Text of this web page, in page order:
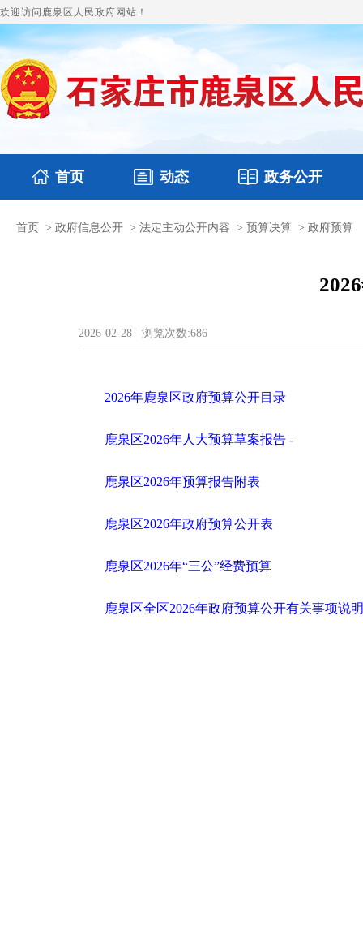
欢迎访问鹿泉区人民政府网站！
首页 动态
国务要闻 鹿泉要闻 图片新闻
政务公开
本区文件 财政预决算
首页 > 政府信息公开 > 法定主动公开内容 > 预算决算 > 政府预算
2026-02-28 浏览次数:686
2026年鹿泉区政府预算公开目录
鹿泉区2026年人大预算草案报告 -
鹿泉区2026年预算报告附表
鹿泉区2026年政府预算公开表
鹿泉区2026年“三公”经费预算
鹿泉区全区2026年政府预算公开有关事项说明